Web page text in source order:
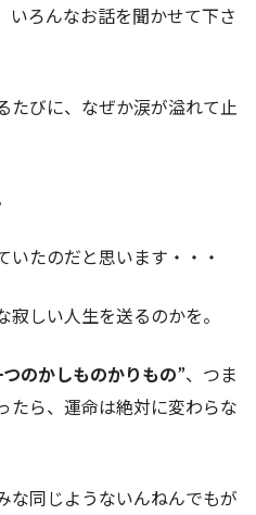
いろんなお話を聞かせて下さ
たびに、なぜか涙が溢れて止
いたのだと思います・・・
しい人生を送るのかを。
のかしものかりもの”、つま
たら、運命は絶対に変わらな
な同じようないんねんでもが